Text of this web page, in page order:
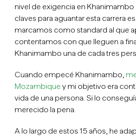
nivel de exigencia en Khanimambo
claves para aguantar esta carrera
marcamos como standard al que
contentamos con que lleguen a
Khanimambo una de cada tres
Cuando empecé Khanimambo,
Mozambique y mi objetivo era
vida de una persona. Si lo
merecido la pena.
A lo largo de estos 15 años, he